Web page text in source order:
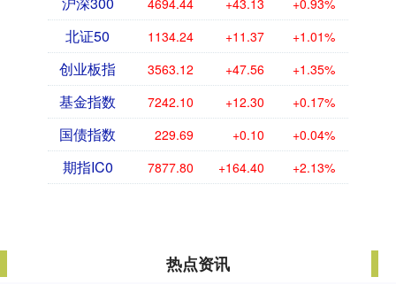
北证50 1134.24 +11.37 +1.01%
创业板指 3563.12 +47.56 +1.35%
基金指数 7242.10 +12.30 +0.17%
国债指数 229.69 +0.10 +0.04%
期指IC0 7877.80 +164.40 +2.13%
热点资讯